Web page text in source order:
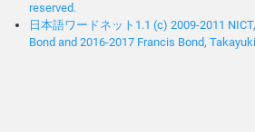
reserved.
日本語ワードネット1.1 (c) 2009-2011
Bond and 2016-2017 Francis Bond,